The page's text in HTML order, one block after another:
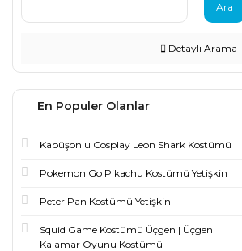
Ara
Detaylı Arama
En Populer Olanlar
Kapüşonlu Cosplay Leon Shark Kostümü
Pokemon Go Pikachu Kostümü Yetişkin
Peter Pan Kostümü Yetişkin
Squid Game Kostümü Üçgen | Üçgen
Kalamar Oyunu Kostümü